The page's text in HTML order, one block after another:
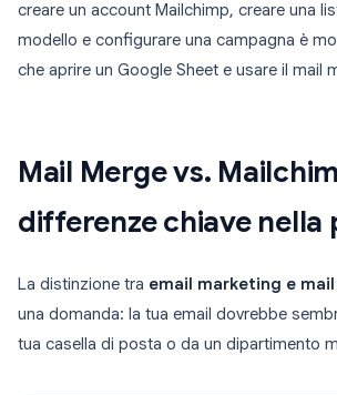
creare un account Mailchimp, creare una
modello e configurare una campagna è
che aprire un Google Sheet e usare il mail
Mail Merge vs.
differenze chiave nella
La distinzione tra email marketing e
una domanda: la tua email dovrebbe
tua casella di posta o da un dipartimento